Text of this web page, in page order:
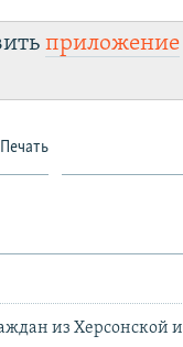
приложение
Печать
из Херсонской и